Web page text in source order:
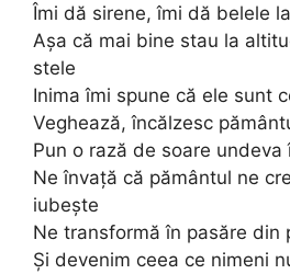
Îmi dă sirene, îmi dă belele
Așa că mai bine stau la
stele
Inima îmi spune că ele sunt
Veghează, încălzesc
Pun o rază de soare
Ne învață că pământul ne
iubește
Ne transformă în pasăre din
Și devenim ceea ce nimeni